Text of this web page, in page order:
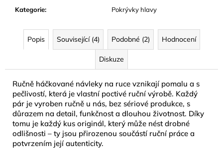
Kategorie: Pokrývky hlavy
Popis Související (4) Podobné (2) Hodnocení
Diskuze
Ručně háčkované návleky na ruce vznikají pomalu a s
pečlivostí, která je vlastní poctivé ruční výrobě. Každý
pár je vyroben ručně u nás, bez sériové produkce, s
důrazem na detail, funkčnost a dlouhou životnost. Díky
tomu je každý kus originál, který může nést drobné
odlišnosti – ty jsou přirozenou součástí ruční práce a
potvrzením její autenticity.